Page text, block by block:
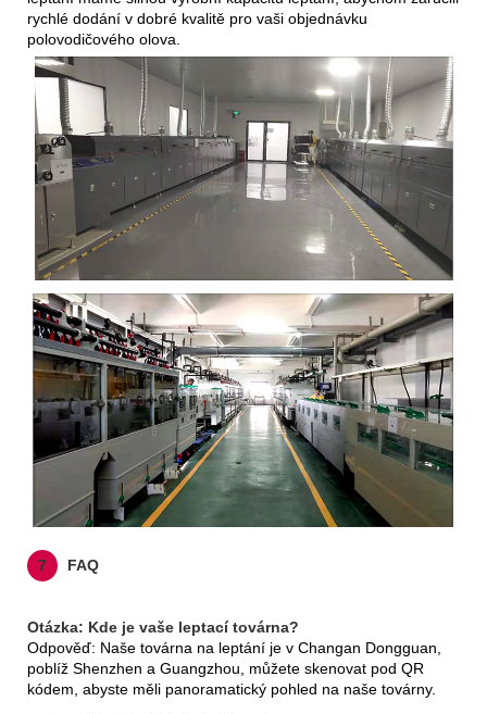
rychlé dodání v dobré kvalitě pro vaši objednávku
polovodičového olova.
7 FAQ
Otázka: Kde je vaše leptací továrna?
Odpověď: Naše továrna na leptání je v Changan Dongguan,
poblíž Shenzhen a Guangzhou, můžete skenovat pod QR
kódem, abyste měli panoramatický pohled na naše továrny.